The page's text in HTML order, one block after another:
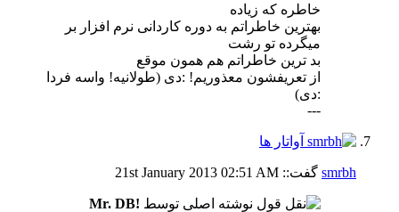
خاطره که زیاده
بهترین خاطراتم به دوره کاردانی نرم افزار بر
میگرده تو رشت
بد ترین خاطراتم هم همون موقع
از تعریفشون معذوریم! :دی (طولانیه! واسه فردا
:دی)
---
smrbh گفت:: 21st January 2013 02:51 AM
نوشته اصلی توسط !Mr. DB